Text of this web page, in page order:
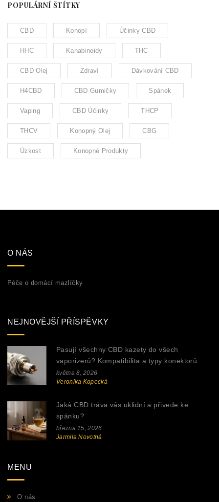
POPULÁRNÍ ŠTÍTKY
CBD Konopí Účinky CBD
HHC Kanabinoidy THC
CBD Olej Zdraví Dávkování CBD
H4CBD CBD Gumičky Spánek
Vaping CBD Účinky THCP
THCV Konopný Olej CBG
Úzkost Konopné Produkty
O NÁS
Péče o domácí mazlíčky
NEJNOVĚJŠÍ PŘÍSPĚVKY
Pasují všechny CBD kazety do všech
vaporizerů? Kompatibilita a typy konektorů
května 8, 2026
Veronika Kopecká
Jaká CBD tráva vás uklidní a přivede ke
spánku?
března 15, 2026
Jarmila Novotná
MENU
O nás